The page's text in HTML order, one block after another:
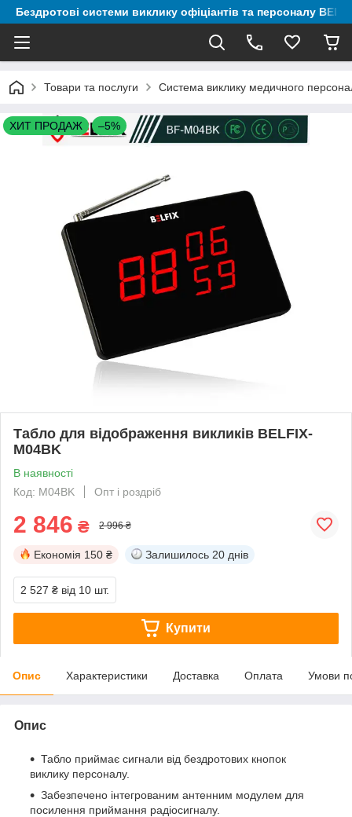
Бездротові системи виклику офіціантів та персоналу
Товари та послуги Система виклику медичного
ХИТ ПРОДАЖ –5%
Табло для відображення викликів BELFIX-
M04BK
В наявності
Код: M04BK
Опт і роздріб
2 846 ₴ 2 996 ₴
Економія 150 ₴ Залишилось 20 днів
2 527 ₴ від 10 шт.
Купити
Опис Характеристики Доставка Оплата Умови
Опис
Табло приймає сигнали від бездротових кнопок
виклику персоналу.
Забезпечено інтегрованим антенним модулем для
посилення приймання радіосигналу.